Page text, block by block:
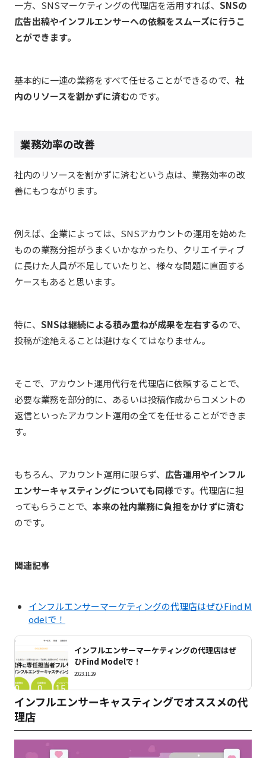
一方、SNSマーケティングの代理店を活用すれば、 SNSの
広告出稿やインフルエンサーへの依頼をスムーズに行うこ
とができます。
基本的に一連の業務をすべて任せることができるので、 社
内のリソースを割かずに済むのです。
業務効率の改善
社内のリソースを割かずに済むという点は、業務効率の改
善にもつながります。
例えば、企業によっては、SNSアカウントの運用を始めた
ものの業務分担がうまくいかなかったり、クリエイティブ
に長けた人員が不足していたりと、様々な問題に直面する
ケースもあると思います。
特に、 SNSは継続による積み重ねが成果を左右するので、
投稿が途絶えることは避けなくてはなりません。
そこで、アカウント運用代行を代理店に依頼することで、
必要な業務を部分的に、あるいは投稿作成からコメントの
返信といったアカウント運用の全てを任せることができま
す。
もちろん、アカウント運用に限らず、 広告運用やインフル
エンサーキャスティングについても同様です。代理店に担
ってもらうことで、 本来の社内業務に負担をかけずに済む
のです。
関連記事
インフルエンサーマーケティングの代理店はぜひFind M
odelで！
インフルエンサーマーケティングの代理店はぜ
ひFind Modelで！
2023.11.29
インフルエンサーキャスティングでオススメの代
理店